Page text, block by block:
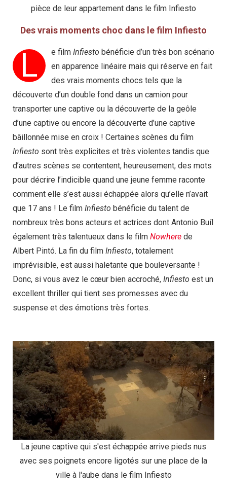
pièce de leur appartement dans le film Infiesto
Des vrais moments choc dans le film Infiesto
L e film Infiesto bénéficie d’un très bon scénario
en apparence linéaire mais qui réserve en fait
des vrais moments chocs tels que la
découverte d’un double fond dans un camion pour
transporter une captive ou la découverte de la geôle
d’une captive ou encore la découverte d’une captive
bâillonnée mise en croix ! Certaines scènes du film
Infiesto sont très explicites et très violentes tandis que
d’autres scènes se contentent, heureusement, des mots
pour décrire l’indicible quand une jeune femme raconte
comment elle s’est aussi échappée alors qu’elle n’avait
que 17 ans ! Le film Infiesto bénéficie du talent de
nombreux très bons acteurs et actrices dont Antonio Buíl
également très talentueux dans le film Nowhere de
Albert Pintó. La fin du film Infiesto, totalement
imprévisible, est aussi haletante que bouleversante !
Donc, si vous avez le cœur bien accroché, Infiesto est un
excellent thriller qui tient ses promesses avec du
suspense et des émotions très fortes.
La jeune captive qui s'est échappée arrive pieds nus
avec ses poignets encore ligotés sur une place de la
ville à l'aube dans le film Infiesto